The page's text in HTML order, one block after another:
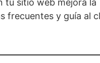
tu sitio web mejora la
frecuentes y guía al